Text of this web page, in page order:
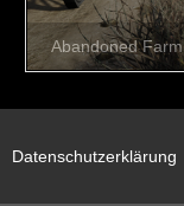
Datenschutzerklärung